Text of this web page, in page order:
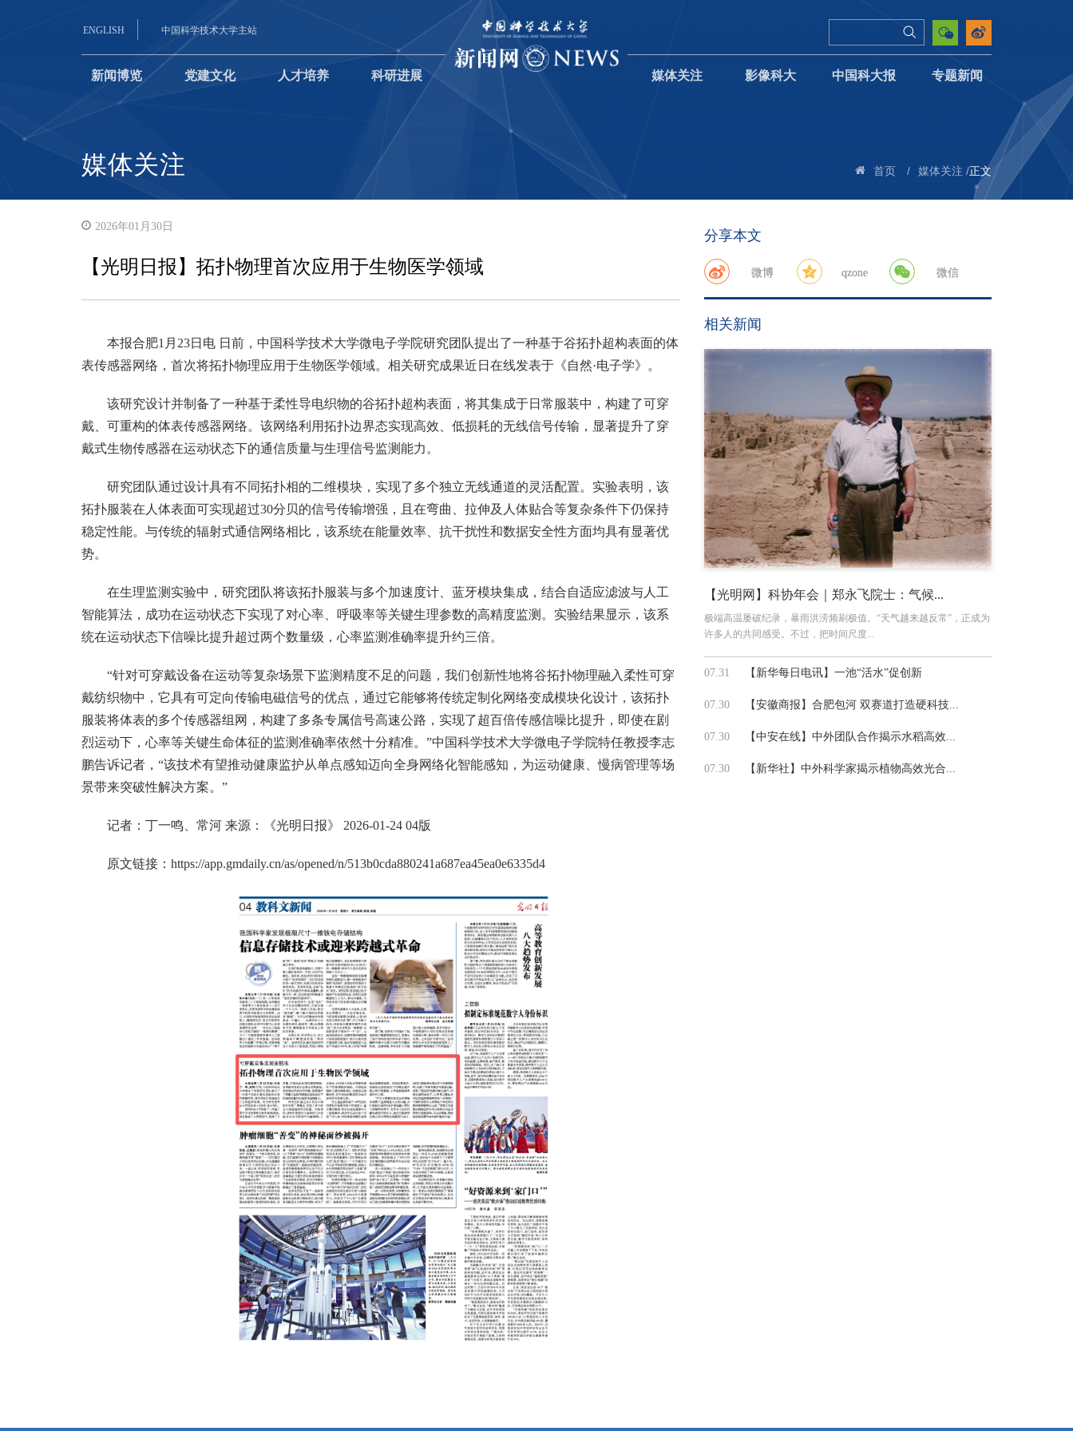
ENGLISH 中国科学技术大学主站
新闻博览 党建文化 人才培养 科研进展 媒体关注 影像科大 中国科大报 专题新闻
媒体关注 首页 / 媒体关注 /正文
2026年01月30日
【光明日报】拓扑物理首次应用于生物医学领域
本报合肥1月23日电 日前，中国科学技术大学微电子学院研究团队提出了一种基于谷拓扑超构表面的体
表传感器网络，首次将拓扑物理应用于生物医学领域。相关研究成果近日在线发表于《自然·电子学》。
该研究设计并制备了一种基于柔性导电织物的谷拓扑超构表面，将其集成于日常服装中，构建了可穿
戴、可重构的体表传感器网络。该网络利用拓扑边界态实现高效、低损耗的无线信号传输，显著提升了穿
戴式生物传感器在运动状态下的通信质量与生理信号监测能力。
研究团队通过设计具有不同拓扑相的二维模块，实现了多个独立无线通道的灵活配置。实验表明，该
拓扑服装在人体表面可实现超过30分贝的信号传输增强，且在弯曲、拉伸及人体贴合等复杂条件下仍保持
稳定性能。与传统的辐射式通信网络相比，该系统在能量效率、抗干扰性和数据安全性方面均具有显著优
势。
在生理监测实验中，研究团队将该拓扑服装与多个加速度计、蓝牙模块集成，结合自适应滤波与人工
智能算法，成功在运动状态下实现了对心率、呼吸率等关键生理参数的高精度监测。实验结果显示，该系
统在运动状态下信噪比提升超过两个数量级，心率监测准确率提升约三倍。
“针对可穿戴设备在运动等复杂场景下监测精度不足的问题，我们创新性地将谷拓扑物理融入柔性可穿
戴纺织物中，它具有可定向传输电磁信号的优点，通过它能够将传统定制化网络变成模块化设计，该拓扑
服装将体表的多个传感器组网，构建了多条专属信号高速公路，实现了超百倍传感信噪比提升，即使在剧
烈运动下，心率等关键生命体征的监测准确率依然十分精准。”中国科学技术大学微电子学院特任教授李志
鹏告诉记者，“该技术有望推动健康监护从单点感知迈向全身网络化智能感知，为运动健康、慢病管理等场
景带来突破性解决方案。”
记者：丁一鸣、常河 来源：《光明日报》 2026-01-24 04版
原文链接： https://app.gmdaily.cn/as/opened/n/513b0cda880241a687ea45ea0e6335d4
分享本文
微博 qzone 微信
相关新闻
【光明网】科协年会｜郑永飞院士：气候...
极端高温屡破纪录，暴雨洪涝频刷极值。“天气越来越反常”，正成为
许多人的共同感受。不过，把时间尺度...
07.31 【新华每日电讯】一池“活水”促创新
07.30 【安徽商报】合肥包河 双赛道打造硬科技...
07.30 【中安在线】中外团队合作揭示水稻高效...
07.30 【新华社】中外科学家揭示植物高效光合...